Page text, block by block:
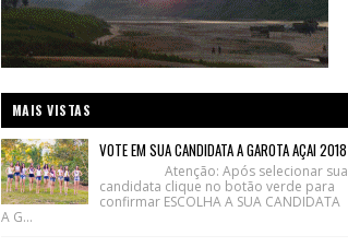
MAIS VISTAS
VOTE EM SUA CANDIDATA A GAROTA AÇAI 2018
Atenção: Após selecionar sua
candidata clique no botão verde para
confirmar ESCOLHA A SUA CANDIDATA
A G...